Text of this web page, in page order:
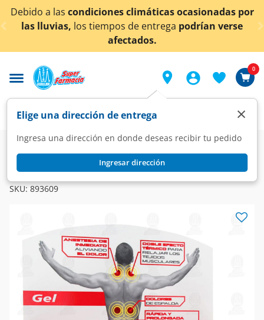
< div class="carousel-inner">
climáticas ocasionadas por
de entregapodrían verse
¡Ahora también en
Elige una dirección de entrega
Ingresa una dirección en donde deseas recibir tu pedido
Ingresar dirección
×
0
Farmacia Medicina Dolor Analgésicos
Ultra Bengue Gel, 65 gr.
SKU: 893609